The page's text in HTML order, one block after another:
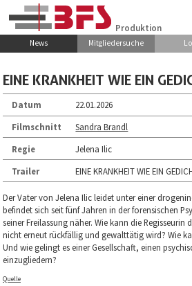
Zum Hauptinhalt springen
Produktion
News Mitgliedersuche
EINE KRANKHEIT WIE EIN
Datum
22.01.2026
Filmschnitt
Sandra Brandl
Regie
Jelena Ilic
Trailer
EINE KRANKHEIT WIE EIN
Der Vater von Jelena Ilic leidet unter einer
befindet sich seit fünf Jahren in der forensischen
seiner Freilassung näher. Wie kann die Regisseurin
nicht erneut rückfällig und gewalttätig wird? Wie
Und wie gelingt es einer Gesellschaft, einen
einzugliedern?
Quelle